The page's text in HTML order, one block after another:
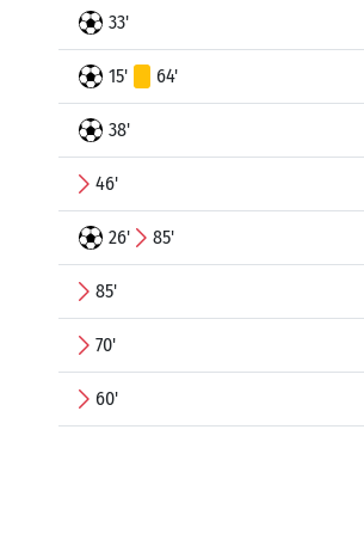
33'
15' 64'
38'
46'
26' 85'
85'
70'
60'